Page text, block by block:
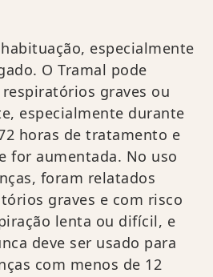
especialmente
O Tramal pode
graves ou
especialmente durante
horas de tratamento e
for aumentada. No uso
foram relatados
graves e com risco
lenta ou difícil, e
deve ser usado para
com menos de 12